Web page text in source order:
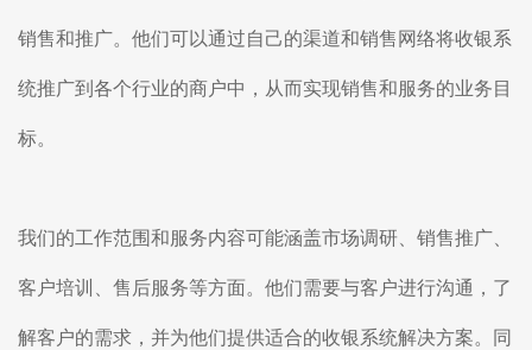
销售和推广。他们可以通过自己的渠道和销售网络将收银系
统推广到各个行业的商户中，从而实现销售和服务的业务目
标。
我们的工作范围和服务内容可能涵盖市场调研、销售推广、
客户培训、售后服务等方面。他们需要与客户进行沟通，了
解客户的需求，并为他们提供适合的收银系统解决方案。同